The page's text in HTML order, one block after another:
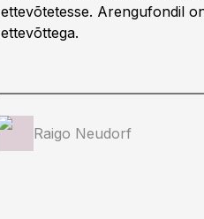
ettevõtetesse. Arengufondil
ettevõttega.
Raigo Neudorf